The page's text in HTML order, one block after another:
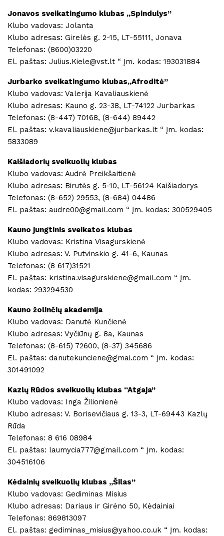
Jonavos sveikatingumo klubas ,,Spindulys”
Klubo vadovas: Jolanta
Klubo adresas: Girelės g. 2-15, LT-55111, Jonava
Telefonas: (8600)03220
El. paštas: Julius.Kiele@vst.lt “ Įm. kodas: 193031884
Jurbarko sveikatingumo klubas,,Afroditė”
Klubo vadovas: Valerija Kavaliauskienė
Klubo adresas: Kauno g. 23-38, LT-74122 Jurbarkas
Telefonas: (8-447) 70168, (8-644) 89442
El. paštas: v.kavaliauskiene@jurbarkas.lt “ Įm. kodas:
5833089
Kaišiadorių sveikuolių klubas
Klubo vadovas: Audrė Preikšaitienė
Klubo adresas: Birutės g. 5-10, LT-56124 Kaišiadorys
Telefonas: (8-652) 29553, (8-684) 04486
El. paštas: audre00@gmail.com “ Įm. kodas: 300529405
Kauno jungtinis sveikatos klubas
Klubo vadovas: Kristina Visagurskienė
Klubo adresas: V. Putvinskio g. 41-6, Kaunas
Telefonas: (8 617)31521
El. paštas: kristina.visagurskiene@gmail.com “ Įm.
kodas: 293294530
Kauno žolinčių akademija
Klubo vadovas: Danutė Kunčienė
Klubo adresas: Vyčiūnų g. 8a, Kaunas
Telefonas: (8-615) 72600, (8-37) 345686
El. paštas: danutekunciene@gmai.com “ Įm. kodas:
301491092
Kazlų Rūdos sveikuolių klubas “Atgaja”
Klubo vadovas: Inga Žilionienė
Klubo adresas: V. Borisevičiaus g. 13-3, LT-69443 Kazlų
Rūda
Telefonas: 8 616 08984
El. paštas: laumycia777@gmail.com “ Įm. kodas:
304516106
Kėdainių sveikuolių klubas ,,Šilas”
Klubo vadovas: Gediminas Misius
Klubo adresas: Dariaus ir Girėno 50, Kėdainiai
Telefonas: 869813097
El. paštas: gediminas_misius@yahoo.co.uk “ Įm. kodas: